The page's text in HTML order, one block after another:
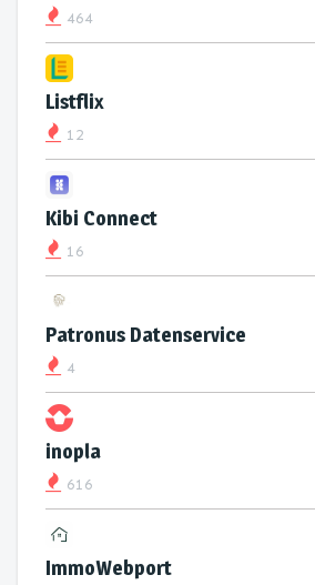
464
Listflix
12
Kibi Connect
16
Patronus Datenservice
4
inopla
616
ImmoWebport